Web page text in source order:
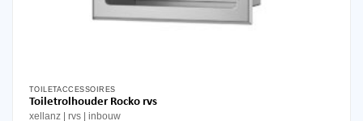
TOILETACCESSOIRES
Toiletrolhouder Rocko rvs
xellanz rvs inbouw